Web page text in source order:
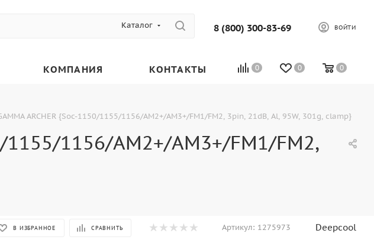
Каталог 8 (800) 300-83-69 ВОЙТИ
0 0 0
КОМПАНИЯ КОНТАКТЫ
ARCHER {Soc-1150/1155/1156/AM2+/AM3+/FM1/FM2, 3pin, 21dB, Al, 95W, 301g, clamp}
1155/1156/AM2+/AM3+/FM1/FM2,
В ИЗБРАННОЕ СРАВНИТЬ Артикул: 1275973 Deepcool